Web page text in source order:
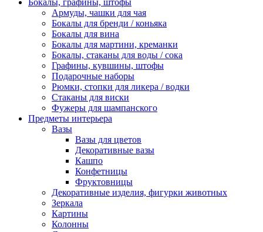
Бокалы, графины, штофы
Армуды, чашки для чая
Бокалы для бренди / коньяка
Бокалы для вина
Бокалы для мартини, креманки
Бокалы, стаканы для воды / сока
Графины, кувшины, штофы
Подарочные наборы
Рюмки, стопки для ликера / водки
Стаканы для виски
Фужеры для шампанского
Предметы интерьера
Вазы
Вазы для цветов
Декоративные вазы
Кашпо
Конфетницы
Фруктовницы
Декоративные изделия, фигурки животных
Зеркала
Картины
Колонны